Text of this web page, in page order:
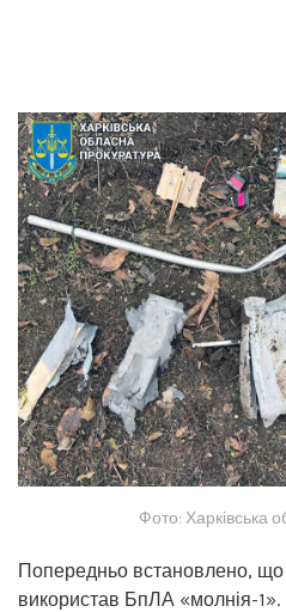
Фото: Харківська
Попередньо встановлено, що
використав БпЛА «молнія-1».